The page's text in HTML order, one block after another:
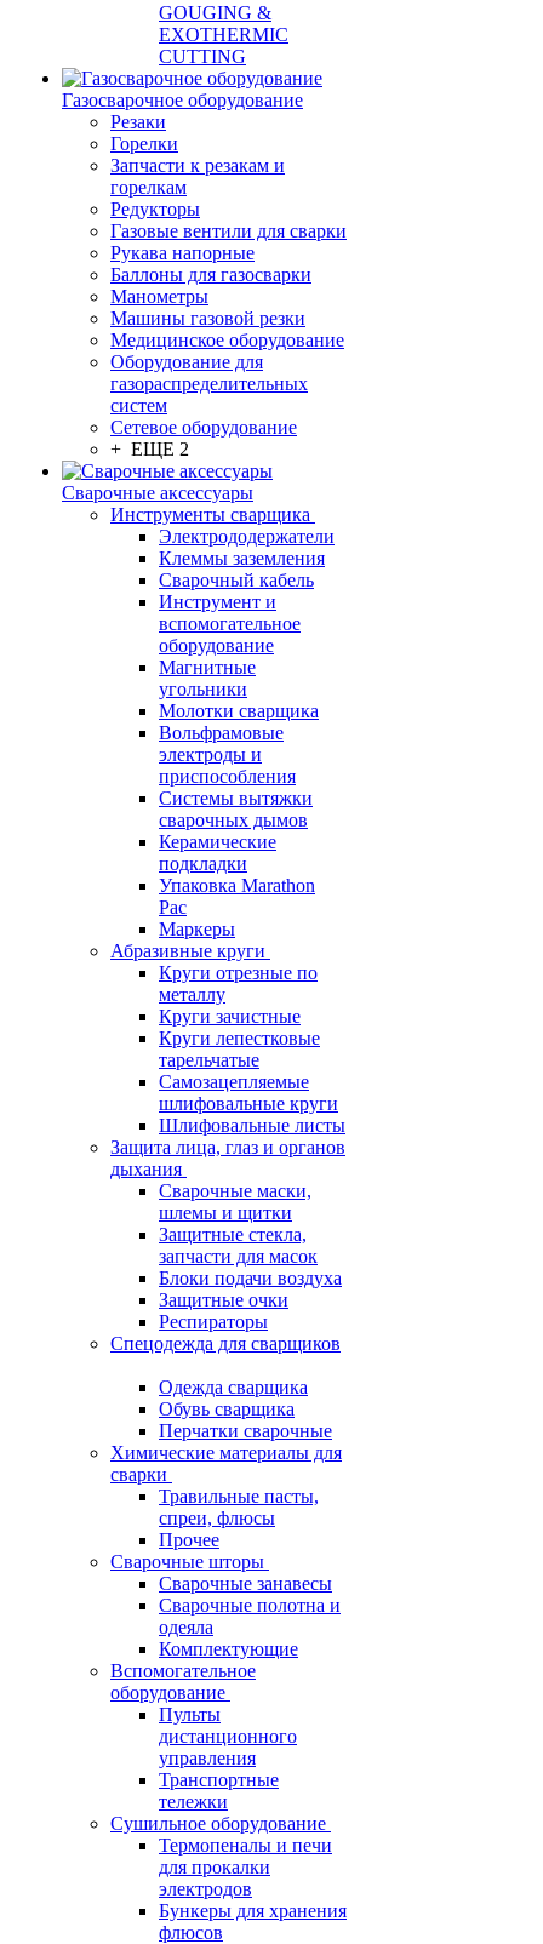
GOUGING &
EXOTHERMIC
CUTTING
Газосварочное оборудование
Резаки
Горелки
Запчасти к резакам и
горелкам
Редукторы
Газовые вентили для сварки
Рукава напорные
Баллоны для газосварки
Манометры
Машины газовой резки
Медицинское оборудование
Оборудование для
газораспределительных
систем
Сетевое оборудование
+ ЕЩЕ 2
Сварочные аксессуары
Инструменты сварщика
Электрододержатели
Клеммы заземления
Сварочный кабель
Инструмент и
вспомогательное
оборудование
Магнитные
угольники
Молотки сварщика
Вольфрамовые
электроды и
приспособления
Системы вытяжки
сварочных дымов
Керамические
подкладки
Упаковка Marathon
Pac
Маркеры
Абразивные круги
Круги отрезные по
металлу
Круги зачистные
Круги лепестковые
тарельчатые
Самозацепляемые
шлифовальные круги
Шлифовальные листы
Защита лица, глаз и органов
дыхания
Сварочные маски,
шлемы и щитки
Защитные стекла,
запчасти для масок
Блоки подачи воздуха
Защитные очки
Респираторы
Спецодежда для сварщиков
Одежда сварщика
Обувь сварщика
Перчатки сварочные
Химические материалы для
сварки
Травильные пасты,
спреи, флюсы
Прочее
Сварочные шторы
Сварочные занавесы
Сварочные полотна и
одеяла
Комплектующие
Вспомогательное
оборудование
Пульты
дистанционного
управления
Транспортные
тележки
Сушильное оборудование
Термопеналы и печи
для прокалки
электродов
Бункеры для хранения
флюсов